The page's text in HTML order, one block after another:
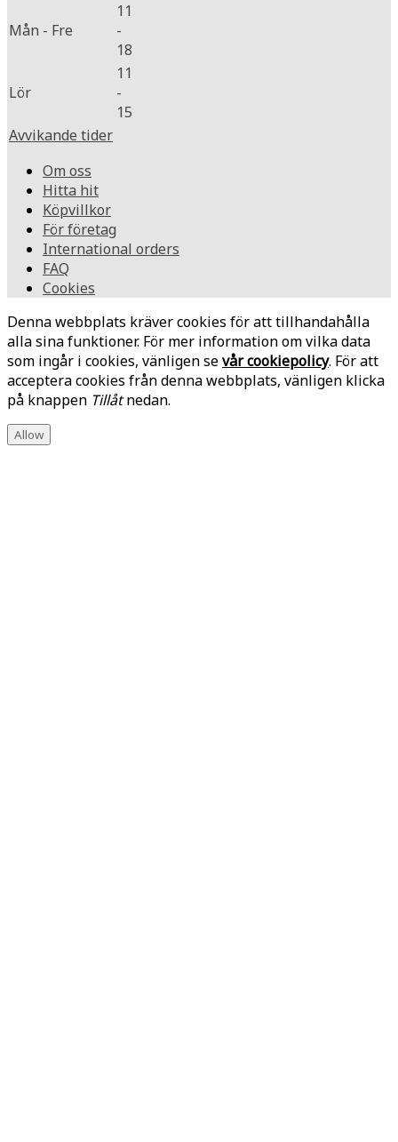
Mån - Fre
11
-
18
Lör
11
-
15
Avvikande tider
Om oss
Hitta hit
Köpvillkor
För företag
International orders
FAQ
Cookies
Denna webbplats kräver cookies för att tillhandahålla
alla sina funktioner. För mer information om vilka data
som ingår i cookies, vänligen sevår cookiepolicy. För att
acceptera cookies från denna webbplats, vänligen klicka
på knappen Tillåtnedan.
Allow